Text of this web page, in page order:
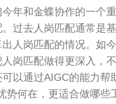
年和金蝶协作的一个
过去人岗匹配通常是
人岗匹配的情况。如今
岗匹配做得更深入，
以通过AIGC的能力帮
势何在，更适合做哪些